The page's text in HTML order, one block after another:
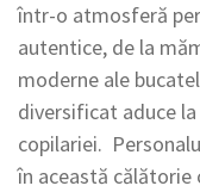
într-o atmosferă
autentice, de la
moderne ale
diversificat aduce
copilariei.
în această